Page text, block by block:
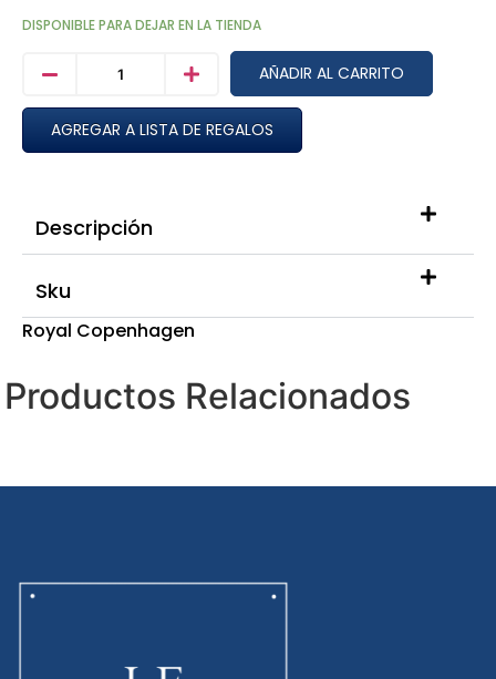
DISPONIBLE PARA DEJAR EN LA TIENDA
AÑADIR AL CARRITO
AGREGAR A LISTA DE REGALOS
Descripción
Sku
Royal Copenhagen
Productos Relacionados